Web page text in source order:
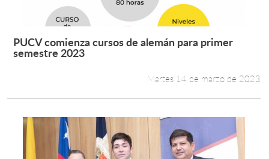
Leer más +
PUCV comienza cursos de alemán para primer
semestre 2023
Martes 14 de marzo de 2023